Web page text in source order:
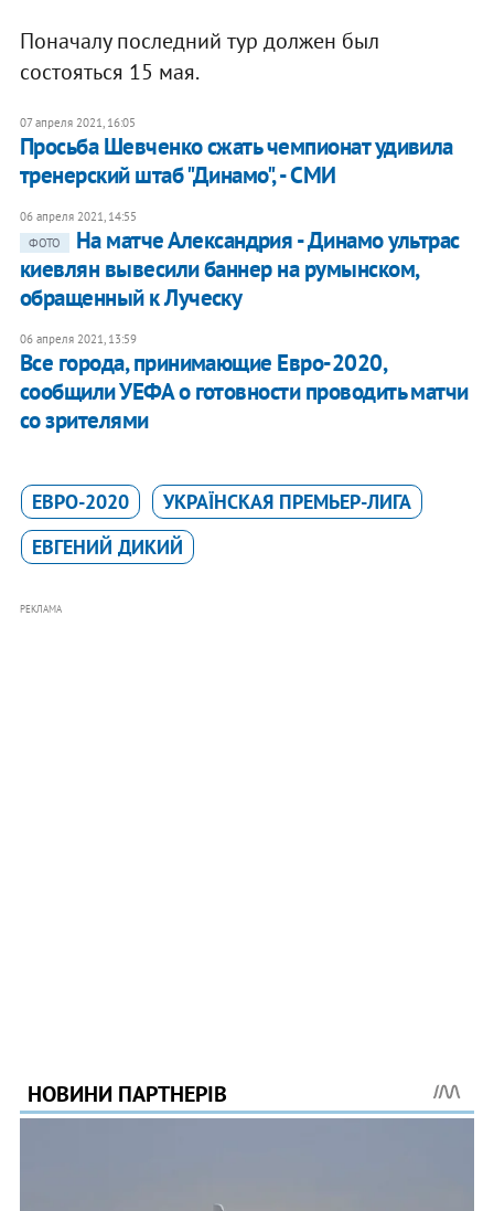
Поначалу последний тур должен был
состояться 15 мая.
07 апреля 2021, 16:05
Просьба Шевченко сжать чемпионат удивила
тренерский штаб "Динамо", - СМИ
06 апреля 2021, 14:55
ФОТО
На матче Александрия - Динамо ультрас
киевлян вывесили баннер на румынском,
обращенный к Луческу
06 апреля 2021, 13:59
Все города, принимающие Евро-2020,
сообщили УЕФА о готовности проводить матчи
со зрителями
ЕВРО-2020
УКРАЇНСКАЯ ПРЕМЬЕР-ЛИГА
ЕВГЕНИЙ ДИКИЙ
РЕКЛАМА